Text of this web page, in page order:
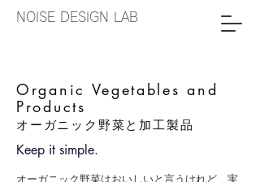
NOISE DESIGN LAB
Organic Vegetables and
Products
オーガニック野菜と加工製品
Keep it simple.
オーガニック野菜はおいしいと言うけれど、実